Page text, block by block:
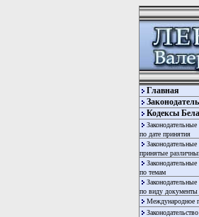
Главная
Кодексы
по дате принятия
принятые
по темам
по виду документы
Международное